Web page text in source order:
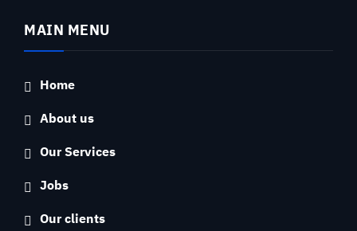
MAIN MENU
Home
About us
Our Services
Jobs
Our clients